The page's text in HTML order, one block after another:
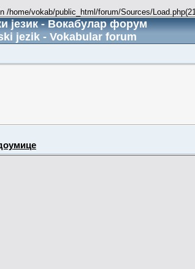
home/vokab/public_html/forum/Sources/
језик - Вокабулар форум
jezik - Vokabular forum